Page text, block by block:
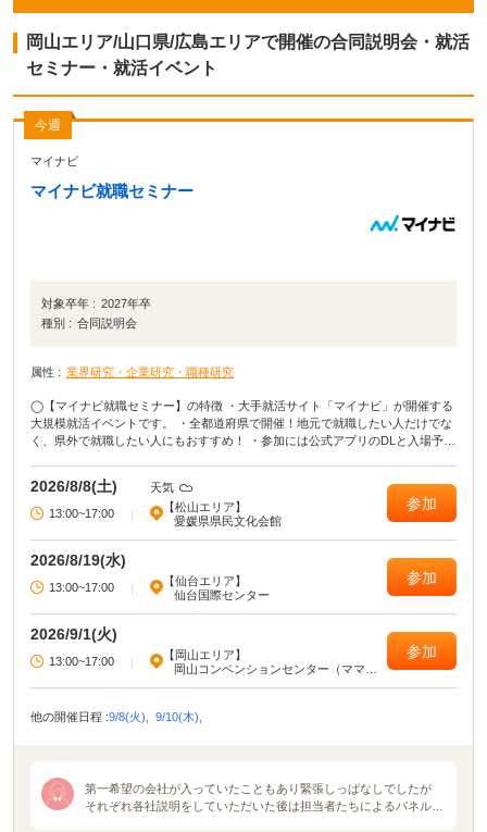
岡山エリア/山口県/広島エリアで開催の合同説明会・就活
セミナー・就活イベント
今週
マイナビ
マイナビ就職セミナー
対象卒年 : 2027年卒
種別 : 合同説明会
属性 : 業界研究・企業研究・職種研究
◯【マイナビ就職セミナー】の特徴 ・大手就活サイト「マイナビ」が開催する
大規模就活イベントです。 ・全都道府県で開催！地元で就職したい人だけでな
く、県外で就職したい人にもおすすめ！ ・参加には公式アプリのDLと入場予約
す。 ◯イベカツ編集部review 主要都市だけではなく、全都道府県でおこな
われる貴重な就活イベント！ 「田舎に住んでいてなかなか就活イベントに参加
できない」「地元の企業が集まるイベントに参加したい」という方は、ぜひマ
イナビ就職セミナーに参加してください！ イベントによっては、入場予約特典
イベントなので、参加して損はないでしょう！
2026/8/8(土)
天気
13:00~17:00
|
【松山エリア】
愛媛県県民文化会館
参加
2026/8/19(水)
13:00~17:00 |
【仙台エリア】
仙台国際センター
参加
2026/9/1(火)
13:00~17:00 |
【岡山エリア】
岡山コンベンションセンター（ママカ
参加
他の開催日程 :9/8(火), 9/10(木),
第一希望の会社が入っていたこともあり緊張しっぱなしでしたが
それぞれ各社説明をしていただいた後は担当者たちによるパネルデ